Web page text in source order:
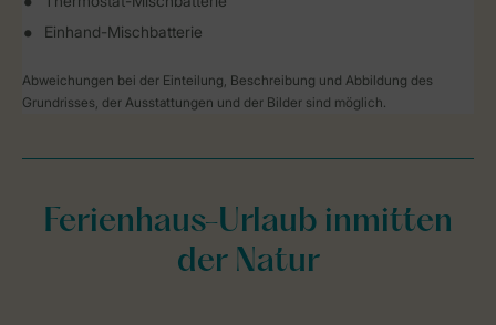
Einhand-Mischbatterie
Abweichungen bei der Einteilung, Beschreibung und Abbildung des
Grundrisses, der Ausstattungen und der Bilder sind möglich.
Ferienhaus-Urlaub inmitten
der Natur